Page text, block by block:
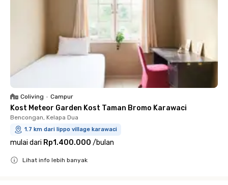
Coliving • Campur
Kost Meteor Garden Kost Taman Bromo Karawaci
Bencongan, Kelapa Dua
1.7 km dari lippo village karawaci
mulai dari Rp1.400.000 /bulan
Lihat info lebih banyak